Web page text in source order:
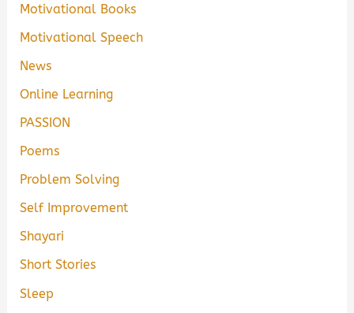
Motivational Books
Motivational Speech
News
Online Learning
PASSION
Poems
Problem Solving
Self Improvement
Shayari
Short Stories
Sleep